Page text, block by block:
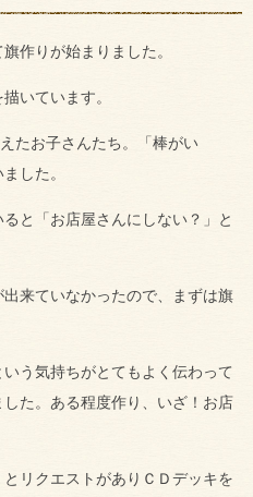
作りが始まりました。
いています。
たお子さんたち。「棒がい
した。
と「お店屋さんにしない？」と
来ていなかったので、まずは旗
う気持ちがとてもよく伝わって
た。ある程度作り、いざ！お店
リクエストがありＣＤデッキを